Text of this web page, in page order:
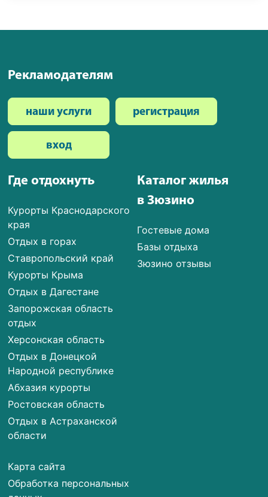
Где отдохнуть
Курорты Краснодарского
края
Отдых в горах
Ставропольский край
Курорты Крыма
Отдых в Дагестане
Запорожская область
отдых
Херсонская область
Отдых в Донецкой
Народной республике
Абхазия курорты
Ростовская область
Отдых в Астраханской
области
Карта сайта
Обработка персональных
Каталог жилья
в Зюзино
Гостевые дома
Базы отдыха
Зюзино отзывы
Рекламодателям
наши услуги регистрация
вход